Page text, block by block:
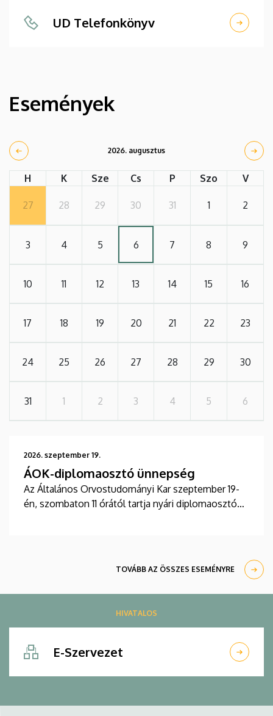
UD Telefonkönyv
Események
2026. augusztus
H K Sze Cs P Szo V
27 28 29 30 31 1 2
3 4 5 6 7 8 9
10 11 12 13 14 15 16
17 18 19 20 21 22 23
24 25 26 27 28 29 30
31 1 2 3 4 5 6
2026. szeptember 19.
ÁOK-diplomaosztó ünnepség
Az Általános Orvostudományi Kar szeptember 19-
én, szombaton 11 órától tartja nyári diplomaosztó
TOVÁBB AZ ÖSSZES ESEMÉNYRE
HIVATALOS
E-Szervezet